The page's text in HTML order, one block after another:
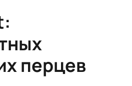
перцев